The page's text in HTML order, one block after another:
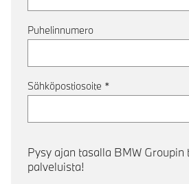
Puhelinnumero
Sähköpostiosoite *
Pysy ajan tasalla BMW Groupin
palveluista!